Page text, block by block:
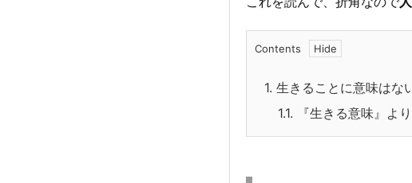
Contents
1. 生きることに意味はな
1.1. 『生きる意味』よ